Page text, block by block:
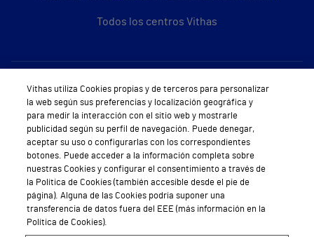
Todos los centros Vithas
Sobre Vithas
Quiénes somos
Trabajar en Vithas
Teléfono Cita Médica
Teléfono Atención al Cliente
Política de seguridad y salud en el trabajo
Vithas utiliza Cookies propias y de terceros para personalizar
la web según sus preferencias y localización geográfica y
para medir la interacción con el sitio web y mostrarle
publicidad según su perfil de navegación. Puede denegar,
aceptar su uso o configurarlas con los correspondientes
botones. Puede acceder a la información completa sobre
nuestras Cookies y configurar el consentimiento a través de
la Política de Cookies (también accesible desde el pie de
página). Alguna de las Cookies podría suponer una
transferencia de datos fuera del EEE (más información en la
Política de Cookies).